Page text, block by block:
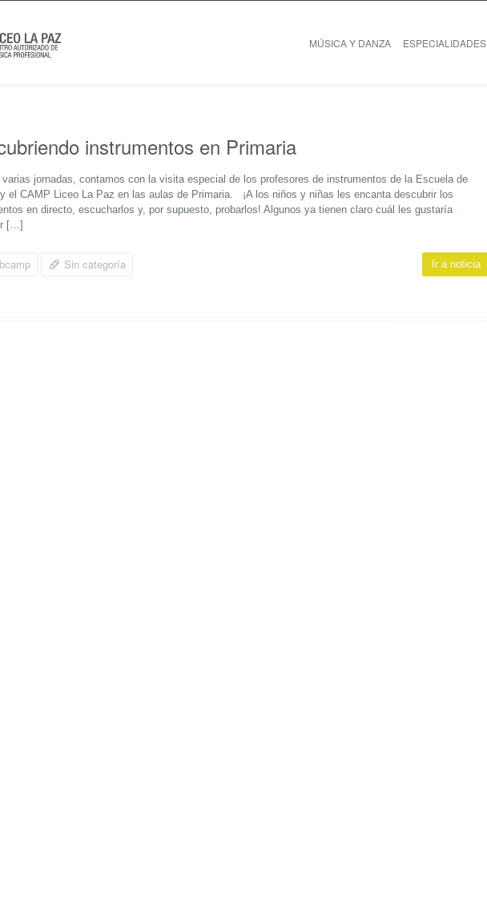
MÚSICA Y DANZA ESPECIALIDADES
instrumentos en Primaria
varias jornadas, contamos con la visita especial de los profesores de instrumentos de la Escuela de
el CAMP Liceo La Paz en las aulas de Primaria. ¡A los niños y niñas les encanta descubrir los
en directo, escucharlos y, por supuesto, probarlos! Algunos ya tienen claro cuál les gustaría
[…]
Sin categoría Ir a noticia